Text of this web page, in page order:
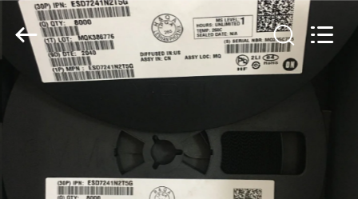
ДОМОЙ
ПРОДУКТЫ
ВИДЕОЗАПИСИ
Rights
Reserved.
Developed